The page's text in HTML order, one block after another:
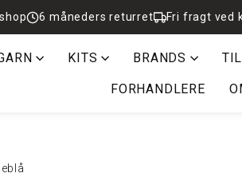
6 måneders returret Fri fragt ved
KITS BRANDS
FORHANDLERE